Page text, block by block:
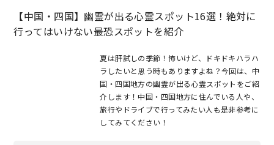
【中国・四国】幽霊が出る心霊スポット16選！絶対に
行ってはいけない最恐スポットを紹介
夏は肝試しの季節！怖いけど、ドキドキハラハ
ラしたいと思う時もありますよね？今回は、中
国・四国地方の幽霊が出る心霊スポットをご紹
介します！中国・四国地方に住んでいる人や、
旅行やドライブで行ってみたい人も是非参考に
してみてください！